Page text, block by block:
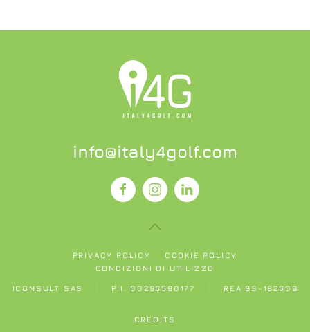
info@italy4golf.com
PRIVACY POLICY
COOKIE POLICY
CONDIZIONI DI UTILIZZO
ICONSULT SAS P.I. 00296590177 REA BS-182609
CREDITS